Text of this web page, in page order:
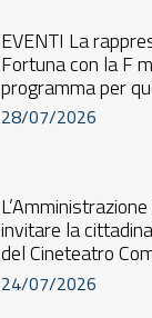
EVENTI La
Fortuna con la F
programma per
annullata ma le
28/07/2026
invitare la
del Cineteatro
al...
24/07/2026